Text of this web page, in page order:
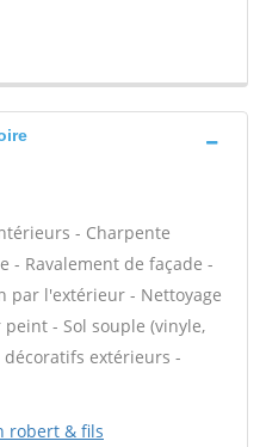
- Charpente
- Ravalement de façade -
par l'extérieur - Nettoyage
- Sol souple (vinyle,
décoratifs extérieurs -
robert & fils